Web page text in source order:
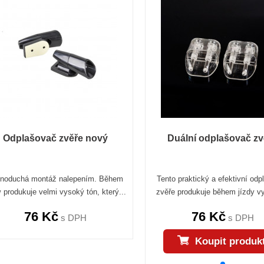
Odplašovač zvěře nový
montáž nalepením. Během
produkuje velmi vysoký tón, který...
76 Kčs DPH
Duální odplašovač
Tento praktický a efektivní
zvěře produkuje během jízdy
76 Kčs DPH
Koupit